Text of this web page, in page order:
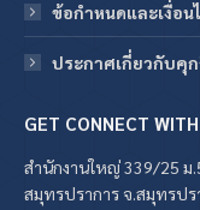
ข้อกําหนดและเงื่อน
ประกาศเกี่ยวกับคุก
GET CONNECT
สำนักงานใหญ่ 339/25 ม
สมุทรปราการ จ.สมุทรปร